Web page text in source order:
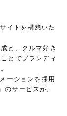
イトを構築いた
と、クルマ好き
とでブランディ
ーションを採用
のサービスが、